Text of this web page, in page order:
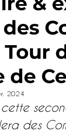
de
2024
des